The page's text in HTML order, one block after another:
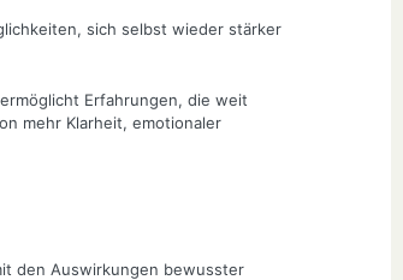
sich selbst wieder stärker
Erfahrungen, die weit
mehr Klarheit, emotionaler
den Auswirkungen bewusster